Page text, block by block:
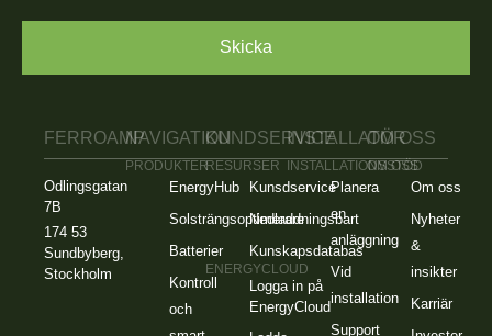
FERROAMP
Odlingsgatan
7B
174 53
Sundbyberg,
Stockholm
NAVIGATION
PRODUKTER
EnergyHub
Solsträngsoptimerare
Batterier
Kontroll
och
KUNDSERVICE
RESURSER
Kunsdservice
Nedladdningsbart
Kunskapsdatabas
ENERGYCLOUD
Logga in på
EnergyCloud
INSTALLATÖR
INSTALLATIONSSTÖD
Planera
en
anläggning
Vid
installation
Support
OM OSS
OM OSS
Om oss
Nyheter
&
insikter
Karriär